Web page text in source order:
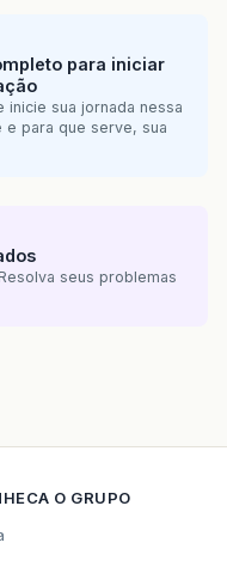
para iniciar
sua jornada nessa
e para que serve, sua
seus problemas
O GRUPO